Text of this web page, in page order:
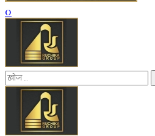
0
निम्न
को